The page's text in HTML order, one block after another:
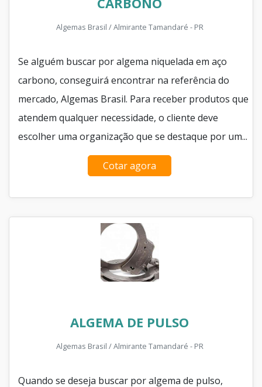
Algemas Brasil / Almirante Tamandaré - PR
Se alguém buscar por algema niquelada em aço
carbono, conseguirá encontrar na referência do
mercado, Algemas Brasil. Para receber produtos que
atendem qualquer necessidade, o cliente deve
escolher uma organização que se destaque por um...
Cotar agora
ALGEMA DE PULSO
Algemas Brasil / Almirante Tamandaré - PR
Quando se deseja buscar por algema de pulso,